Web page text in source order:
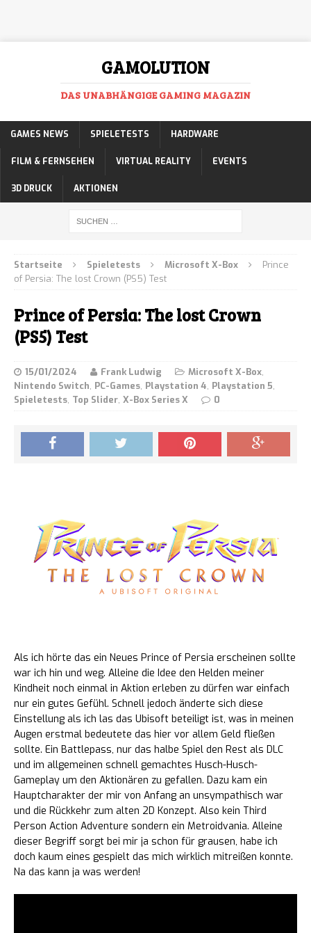
GAMOLUTION
DAS UNABHÄNGIGE GAMING MAGAZIN
GAMES NEWS SPIELETESTS HARDWARE
FILM & FERNSEHEN VIRTUAL REALITY EVENTS
3D DRUCK AKTIONEN
Startseite Spieletests Microsoft X-Box
Prince
of Persia: The lost Crown (PS5) Test
Prince of Persia: The lost Crown
(PS5) Test
15/01/2024 Frank Ludwig Microsoft X-Box,
Nintendo Switch, PC-Games, Playstation 4, Playstation 5,
Spieletests, Top Slider, X-Box Series X 0
Als ich hörte das ein Neues Prince of Persia erscheinen sollte
war ich hin und weg. Alleine die Idee den Helden meiner
Kindheit noch einmal in Aktion erleben zu dürfen war einfach
nur ein gutes Gefühl. Schnell jedoch änderte sich diese
Einstellung als ich las das Ubisoft beteiligt ist, was in meinen
Augen erstmal bedeutete das hier vor allem Geld fließen
sollte. Ein Battlepass, nur das halbe Spiel den Rest als DLC
und im allgemeinen schnell gemachtes Husch-Husch-
Gameplay um den Aktionären zu gefallen. Dazu kam ein
Hauptcharakter der mir von Anfang an unsympathisch war
und die Rückkehr zum alten 2D Konzept. Also kein Third
Person Action Adventure sondern ein Metroidvania. Alleine
dieser Begriff sorgt bei mir ja schon für grausen, habe ich
doch kaum eines gespielt das mich wirklich mitreißen konnte.
Na das kann ja was werden!